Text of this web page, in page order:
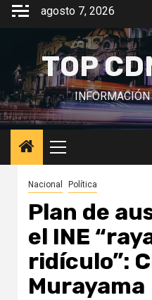
Saltar
contenido
agosto 7, 2026
TOP
INFORMACIÓN
Menú
principal
Nacional Política
Plan de
el INE
ridículo”:
Murayama